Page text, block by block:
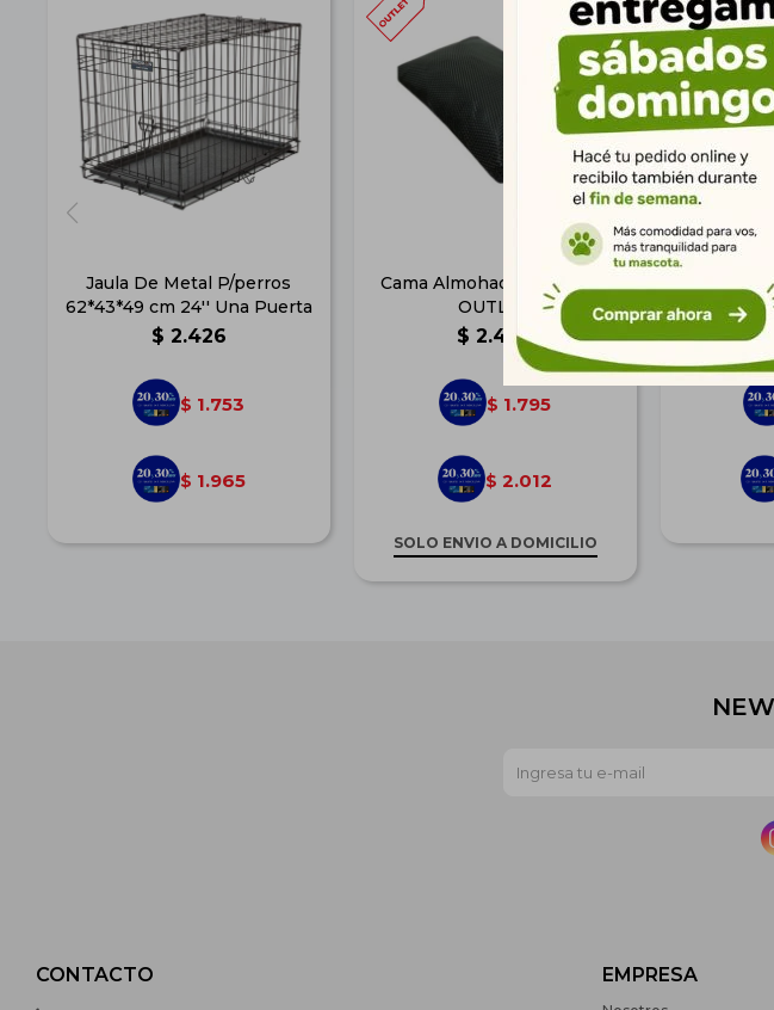
Jaula De Metal P/perros
62*43*49 cm 24'' Una Puerta
$ 2.426
$ 1.753
$ 1.965
Cama Almohada 3D Talle L
OUTLET
$ 2.484
$ 1.795
$ 2.012
SOLO ENVIO A DOMICILIO
Correa
$
CONTACTO EMPRESA